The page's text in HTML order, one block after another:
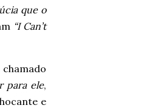
que o
“I Can’t
para ele,
e